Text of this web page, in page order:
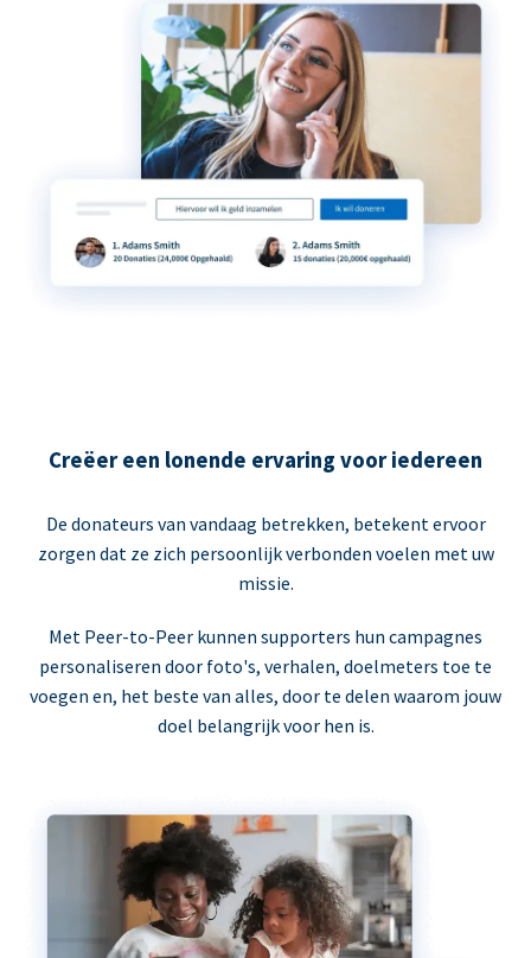
Creëer een lonende ervaring voor iedereen
De donateurs van vandaag betrekken, betekent ervoor
zorgen dat ze zich persoonlijk verbonden voelen met uw
missie.
Met Peer-to-Peer kunnen supporters hun campagnes
personaliseren door foto's, verhalen, doelmeters toe te
voegen en, het beste van alles, door te delen waarom jouw
doel belangrijk voor hen is.